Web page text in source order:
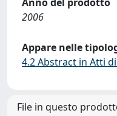
2006
Appare nelle
4.2 Abstract in Atti
File in questo